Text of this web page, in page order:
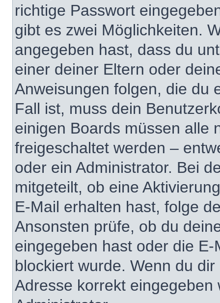
richtige Passwort
gibt es zwei Möglichkeiten.
angegeben hast, dass du
einer deiner Eltern oder
Anweisungen folgen, die du
Fall ist, muss dein
einigen Boards müssen alle
freigeschaltet werden –
oder ein Administrator. Bei
mitgeteilt, ob eine
E-Mail erhalten hast, folge
Ansonsten prüfe, ob du
eingegeben hast oder die
blockiert wurde. Wenn du
Adresse korrekt